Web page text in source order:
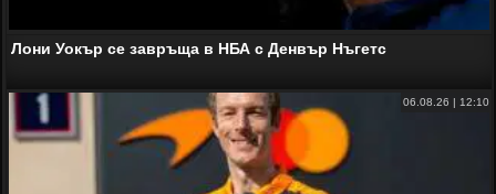
Лони Уокър се завръща в НБА с Денвър Нъгетс
06.08.26 | 12:10